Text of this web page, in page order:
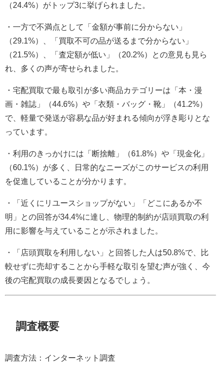
（24.4%）がトップ3に挙げられました。
・一方で不満点として「金額が事前に分からない」
（29.1%）、「買取不可の品が送るまで分からない」
（21.5%）、「査定額が低い」（20.2%）との意見も見ら
れ、多くの声が寄せられました。
・宅配買取で最も取引が多い商品カテゴリーは「本・漫
画・雑誌」（44.6%）や「衣類・バッグ・靴」（41.2%）
で、軽量で発送が容易な品が好まれる傾向が浮き彫りとな
っています。
・利用のきっかけには「断捨離」（61.8%）や「現金化」
（60.1%）が多く、日常的なニーズがこのサービスの利用
を促進していることが分かります。
・「近くにリユースショップがない」「どこにあるか不
明」との回答が34.4%に達し、物理的制約が店頭買取の利
用に影響を与えていることが示されました。
・「店頭買取を利用しない」と回答した人は50.8%で、比
較せずに売却することから手軽な取引を望む声が強く、今
後の宅配買取の成長要因となるでしょう。
調査概要
調査方法：インターネット調査